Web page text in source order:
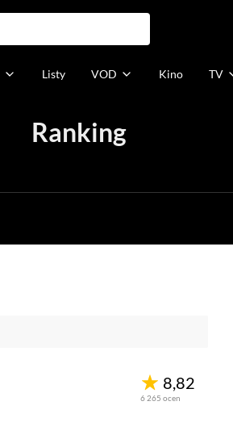
Listy VOD Kino TV
Ranking
8,82
6 265 ocen